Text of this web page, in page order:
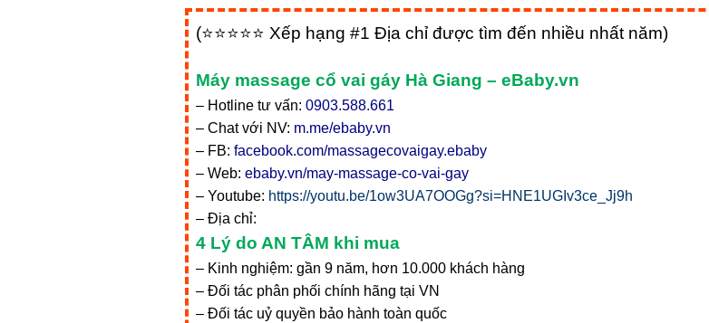
(⭐⭐⭐⭐⭐ Xếp hạng #1 Địa chỉ được tìm đến nhiều nhất năm)
Máy massage cổ vai gáy Hà Giang – eBaby.vn
– Hotline tư vấn: 0903.588.661
– Chat với NV: m.me/ebaby.vn
– FB: facebook.com/massagecovaigay.ebaby
– Web: ebaby.vn/may-massage-co-vai-gay
– Youtube: https://youtu.be/1ow3UA7OOGg?si=HNE1UGIv3ce_Jj9h
– Địa chỉ:
4 Lý do AN TÂM khi mua
– Kinh nghiệm: gần 9 năm, hơn 10.000 khách hàng
– Đối tác phân phối chính hãng tại VN
– Đối tác uỷ quyền bảo hành toàn quốc